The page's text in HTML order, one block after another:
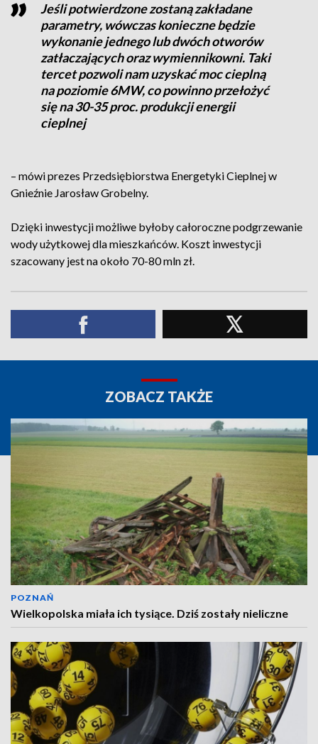
Jeśli potwierdzone zostaną zakładane
parametry, wówczas konieczne będzie
wykonanie jednego lub dwóch otworów
zatłaczających oraz wymiennikowni. Taki
tercet pozwoli nam uzyskać moc cieplną
na poziomie 6MW, co powinno przełożyć
się na 30-35 proc. produkcji energii
cieplnej
– mówi prezes Przedsiębiorstwa Energetyki Cieplnej w
Gnieźnie Jarosław Grobelny.
Dzięki inwestycji możliwe byłoby całoroczne podgrzewanie
wody użytkowej dla mieszkańców. Koszt inwestycji
szacowany jest na około 70-80 mln zł.
ZOBACZ TAKŻE
POZNAŃ
Wielkopolska miała ich tysiące. Dziś zostały nieliczne